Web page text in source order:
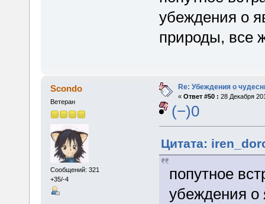
убеждения о
природы, все
Scondo
Ветеран
Сообщений: 321
+35/-4
Re: Убеждения о
« Ответ #50 : 28 Декабря
(−)0
Цитата:
попутное
убеждения о